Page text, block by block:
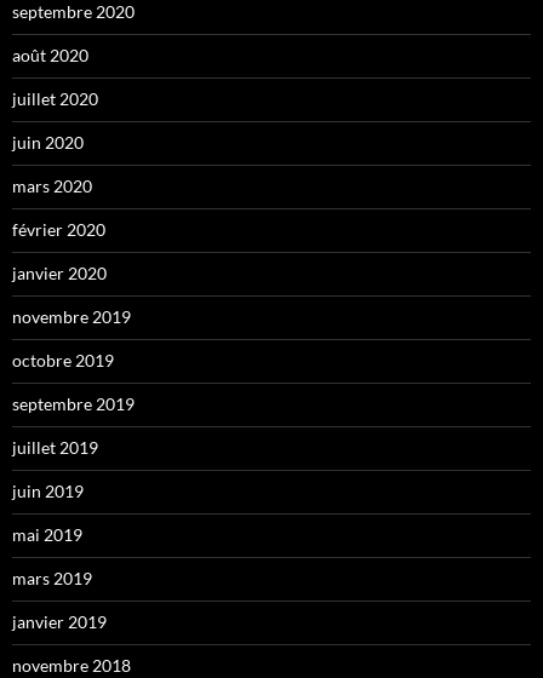
septembre 2020
août 2020
juillet 2020
juin 2020
mars 2020
février 2020
janvier 2020
novembre 2019
octobre 2019
septembre 2019
juillet 2019
juin 2019
mai 2019
mars 2019
janvier 2019
novembre 2018